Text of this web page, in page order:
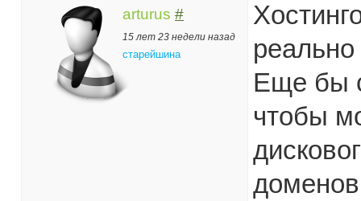
arturus #
15 лет 23 недели назад
старейшина
Еще бы
чтобы
доменов